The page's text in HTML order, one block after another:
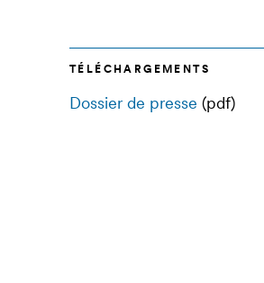
TÉLÉCHARGEMENTS
Dossier de presse (pdf)